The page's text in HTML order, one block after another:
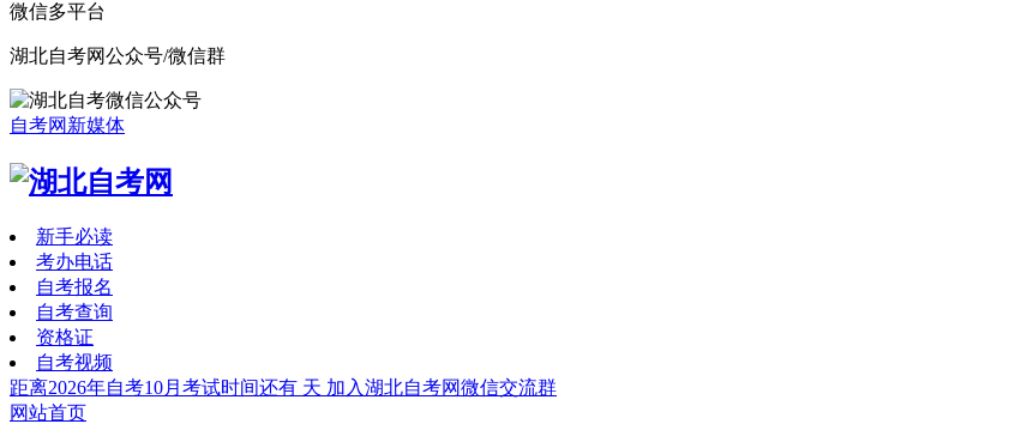
微信多平台
湖北自考网公众号/微信群
自考网新媒体
新手必读
考办电话
自考报名
自考查询
资格证
自考视频
距离2026年自考10月考试时间还有 天 加入湖北自考网微信交流群
网站首页